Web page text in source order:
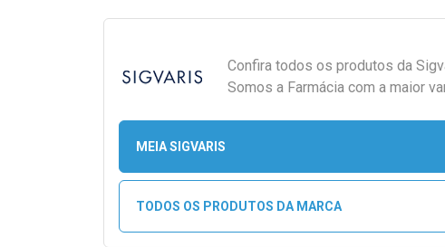
Confira todos os produtos da
Somos a Farmácia com a maior
MEIA SIGVARIS
TODOS OS PRODUTOS DA MARCA